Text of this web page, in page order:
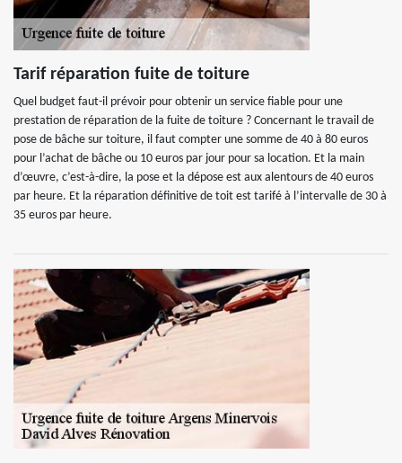
Tarif réparation fuite de toiture
Quel budget faut-il prévoir pour obtenir un service fiable pour une
prestation de réparation de la fuite de toiture ? Concernant le travail de
pose de bâche sur toiture, il faut compter une somme de 40 à 80 euros
pour l’achat de bâche ou 10 euros par jour pour sa location. Et la main
d’œuvre, c’est-à-dire, la pose et la dépose est aux alentours de 40 euros
par heure. Et la réparation définitive de toit est tarifé à l’intervalle de 30 à
35 euros par heure.